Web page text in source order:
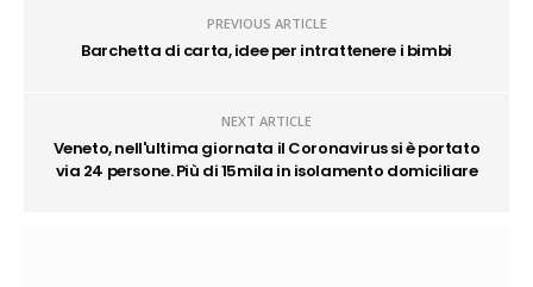
PREVIOUS ARTICLE
Barchetta di carta, idee per intrattenere i bimbi
NEXT ARTICLE
Veneto, nell'ultima giornata il Coronavirus si è portato
via 24 persone. Più di 15mila in isolamento domiciliare